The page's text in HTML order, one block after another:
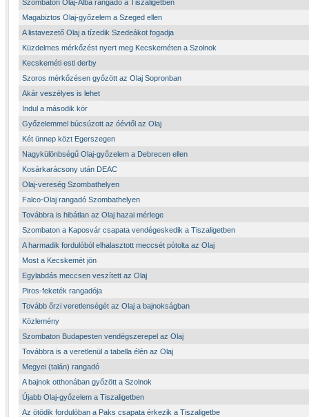
Szombaton Olaj-Alba rangadó a Tiszaligetben
Magabiztos Olaj-győzelem a Szeged ellen
A listavezető Olaj a tízedik Szedeákot fogadja
Küzdelmes mérkőzést nyert meg Kecskeméten a Szolnok
Kecskeméti esti derby
Szoros mérkőzésen győzött az Olaj Sopronban
Akár veszélyes is lehet
Indul a második kör
Győzelemmel búcsúzott az óévtől az Olaj
Két ünnep közt Egerszegen
Nagykülönbségű Olaj-győzelem a Debrecen ellen
Kosárkarácsony után DEAC
Olaj-vereség Szombathelyen
Falco-Olaj rangadó Szombathelyen
Továbbra is hibátlan az Olaj hazai mérlege
Szombaton a Kaposvár csapata vendégeskedik a Tiszaligetben
A harmadik fordulóból elhalasztott meccsét pótolta az Olaj
Most a Kecskemét jön
Egylabdás meccsen veszített az Olaj
Piros-feketék rangadója
Tovább őrzi veretlenségét az Olaj a bajnokságban
Közlemény
Szombaton Budapesten vendégszerepel az Olaj
Továbbra is a veretlenül a tabella élén az Olaj
Megyei (talán) rangadó
A bajnok otthonában győzött a Szolnok
Újabb Olaj-győzelem a Tiszaligetben
Az ötödik fordulóban a Paks csapata érkezik a Tiszaligetbe